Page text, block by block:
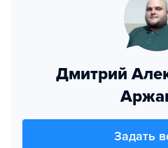
Дмитрий
Задать